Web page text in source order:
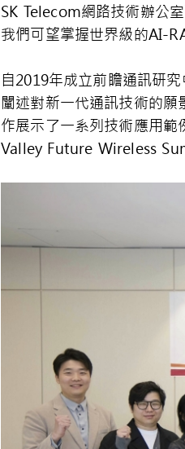
SK Telecom網路技術辦公
我們可望掌握世界級的AI-
自2019年成立前瞻通訊研
闡述對新一代通訊技術的
作展示了一系列技術應用範
Valley Future Wireless